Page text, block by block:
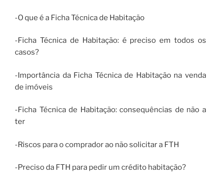
-O que é a Ficha Técnica de Habitação
-Ficha Técnica de Habitação: é preciso em todos os
casos?
-Importância da Ficha Técnica de Habitação na venda
de imóveis
-Ficha Técnica de Habitação: consequências de não a
ter
-Riscos para o comprador ao não solicitar a FTH
-Preciso da FTH para pedir um crédito habitação?